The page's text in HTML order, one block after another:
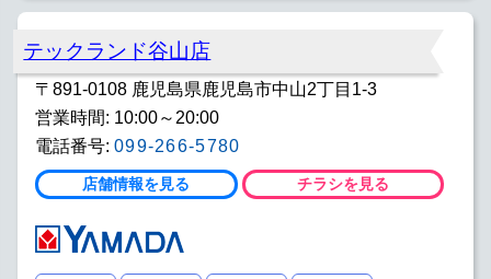
テックランド谷山店
〒891-0108 鹿児島県鹿児島市中山2丁目1-3
営業時間: 10:00～20:00
電話番号: 099-266-5780
店舗情報を見る チラシを見る